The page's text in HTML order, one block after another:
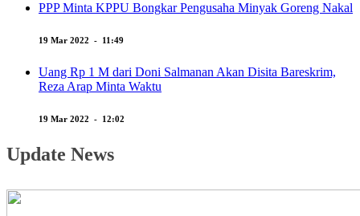
PPP Minta KPPU Bongkar Pengusaha Minyak Goreng Nakal
19 Mar 2022 - 11:49
Uang Rp 1 M dari Doni Salmanan Akan Disita Bareskrim,
Reza Arap Minta Waktu
19 Mar 2022 - 12:02
Update News